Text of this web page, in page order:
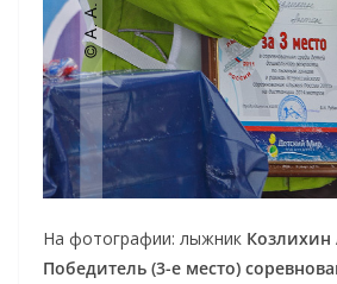
На фотографии: лыжник Козлихин
Победитель (3-е место)